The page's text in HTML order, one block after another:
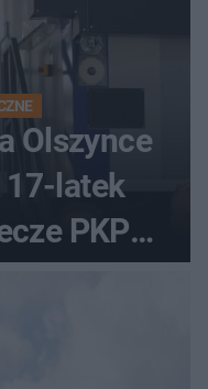
Olszynce
17-latek
PKP